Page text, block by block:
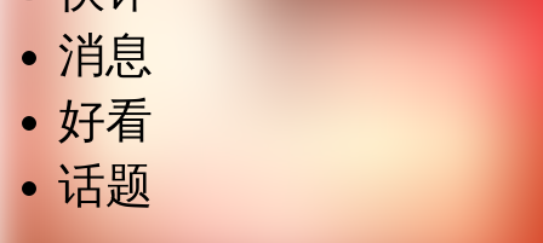
消息
好看
话题